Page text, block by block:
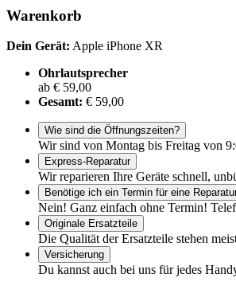
Warenkorb
Dein Gerät: Apple iPhone XR
Ohrlautsprecher
ab € 59,00
Gesamt: € 59,00
Wie sind die Öffnungszeiten?
Wir sind von Montag bis Freitag von
Express-Reparatur
Wir reparieren Ihre Geräte schnell,
Benötige ich ein Termin für eine
Nein! Ganz einfach ohne Termin!
Originale Ersatzteile
Die Qualität der Ersatzteile stehen
Versicherung
Du kannst auch bei uns für jedes